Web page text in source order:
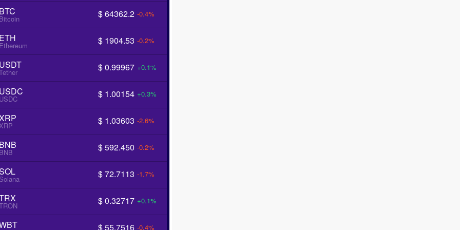
$ 64362.2 -0.4%
$ 1904.53 -0.2%
$ 0.99967 +0.1%
$ 1.00154 +0.3%
$ 1.03603 -2.6%
$ 592.450 -0.2%
$ 72.7113 -1.7%
$ 0.32717 +0.1%
$ 55.7516 -0.4%